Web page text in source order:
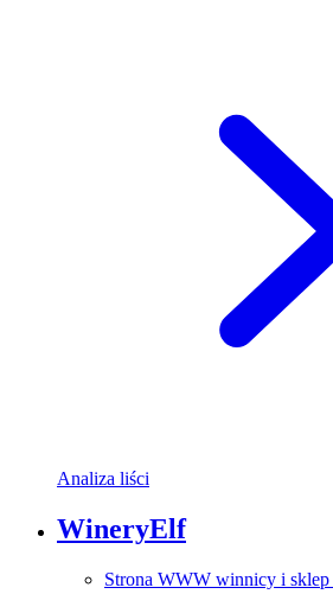
Analiza liści
WineryElf
Strona WWW winnicy i sklep